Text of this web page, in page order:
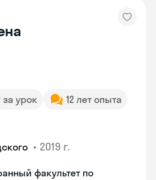
за урок
12 лет опыта
• 2019 г.
факультет по